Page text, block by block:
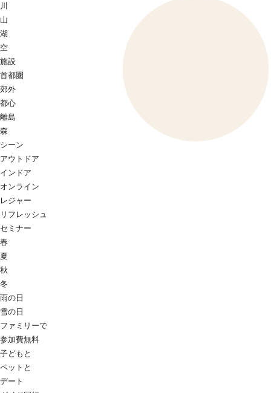
川
山
湖
空
施設
首都圏
郊外
都心
離島
森
シーン
アウトドア
インドア
オンライン
レジャー
リフレッシュ
セミナー
春
夏
秋
冬
雨の日
雪の日
ファミリーで
参加費無料
子どもと
ペットと
デート